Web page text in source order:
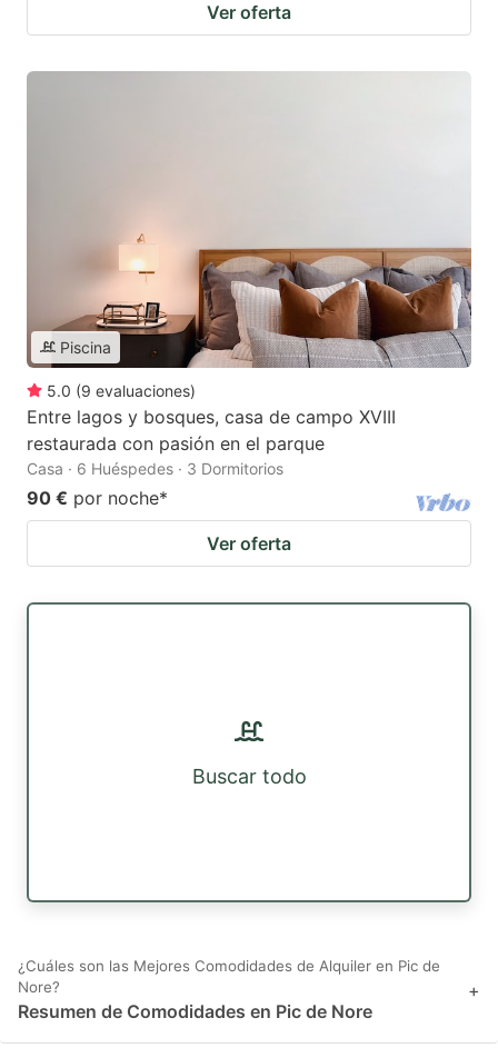
Ver oferta
Piscina
5.0 (9 evaluaciones)
Entre lagos y bosques, casa de campo XVIII
restaurada con pasión en el parque
Casa · 6 Huéspedes · 3 Dormitorios
90 € por noche*
Ver oferta
Buscar todo
¿Cuáles son las Mejores Comodidades de Alquiler en Pic de
Nore?
Resumen de Comodidades en Pic de Nore
+